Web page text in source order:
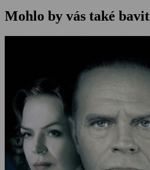
Mohlo by vás také bavit